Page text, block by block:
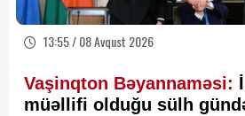
13:55 / 08 Avqust 2026
Vaşinqton Bəyannaməsi:
müəllifi olduğu sülh